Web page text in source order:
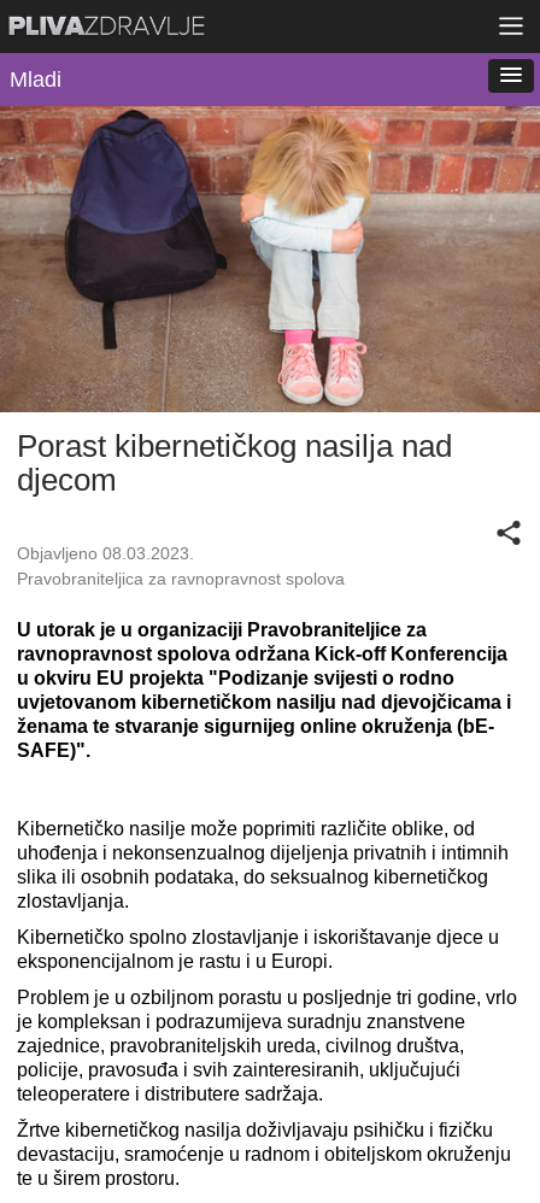
Mladi
Porast kibernetičkog nasilja nad
djecom
Objavljeno 08.03.2023.
Pravobraniteljica za ravnopravnost spolova
U utorak je u organizaciji Pravobraniteljice za
ravnopravnost spolova održana Kick-off Konferencija
u okviru EU projekta "Podizanje svijesti o rodno
uvjetovanom kibernetičkom nasilju nad djevojčicama i
ženama te stvaranje sigurnijeg online okruženja (bE-
SAFE)".
Kibernetičko nasilje može poprimiti različite oblike, od
uhođenja i nekonsenzualnog dijeljenja privatnih i intimnih
slika ili osobnih podataka, do seksualnog kibernetičkog
zlostavljanja.
Kibernetičko spolno zlostavljanje i iskorištavanje djece u
eksponencijalnom je rastu i u Europi.
Problem je u ozbiljnom porastu u posljednje tri godine, vrlo
je kompleksan i podrazumijeva suradnju znanstvene
zajednice, pravobraniteljskih ureda, civilnog društva,
policije, pravosuđa i svih zainteresiranih, uključujući
teleoperatere i distributere sadržaja.
Žrtve kibernetičkog nasilja doživljavaju psihičku i fizičku
devastaciju, sramoćenje u radnom i obiteljskom okruženju
te u širem prostoru.